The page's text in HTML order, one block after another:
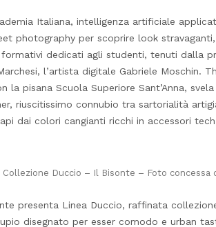
Italiana, intelligenza artificiale
photography per scoprire look
dedicati agli studenti, tenuti dalla
l’artista digitale Gabriele Moschin.
la pisana Scuola Superiore Sant’Anna,
riuscitissimo connubio tra sartorialità
dai colori cangianti ricchi in accessori
Collezione Duccio – Il Bisonte – Foto concessa
presenta Linea Duccio, raffinata
disegnato per esser comodo e urban